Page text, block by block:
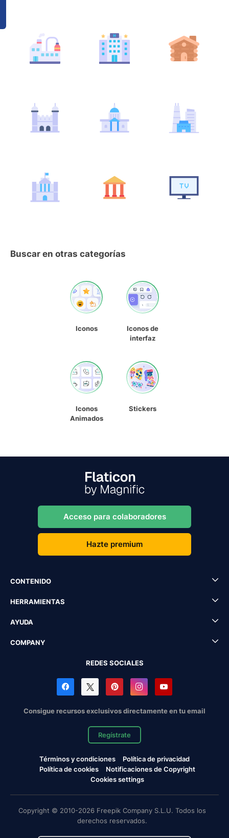
Buscar en otras categorías
Iconos
Iconos de
interfaz
Iconos
Animados
Stickers
Acceso para colaboradores
Hazte premium
CONTENIDO
HERRAMIENTAS
AYUDA
COMPANY
REDES SOCIALES
Consigue recursos exclusivos directamente en tu email
Regístrate
Términos y condiciones
Política de privacidad
Política de cookies
Notificaciones de Copyright
Cookies settings
Copyright © 2010-2026 Freepik Company S.L.U. Todos los
derechos reservados.